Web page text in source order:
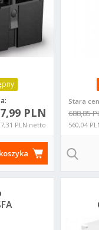
PLN
PLN netto
Stara
688,85
560,04